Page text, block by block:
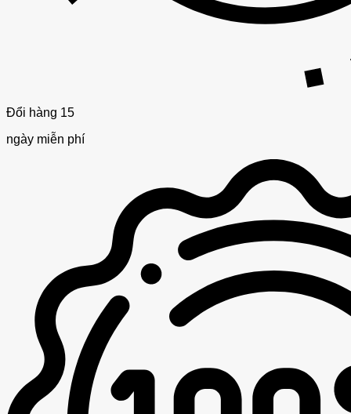
Đổi hàng 15
ngày miễn phí